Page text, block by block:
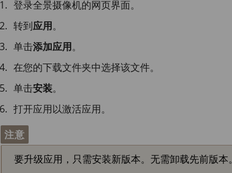
登录全景摄像机的网页界面。
转到应用。
单击添加应用。
在您的下载文件夹中选择该文件。
单击安装。
打开应用以激活应用。
注意
要升级应用，只需安装新版本。无需卸载先前版本